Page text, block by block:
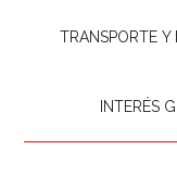
TRANSPORTE Y
INTERÉS